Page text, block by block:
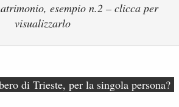
esempio n.2 – clicca per
visualizzarlo
di Trieste, per la singola persona?